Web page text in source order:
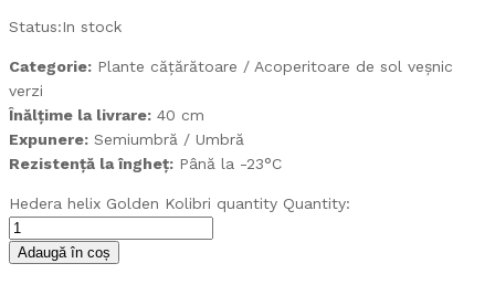
Status:In stock
Categorie: Plante cățărătoare / Acoperitoare de sol veșnic
verzi
Înălțime la livrare: 40 cm
Expunere: Semiumbră / Umbră
Rezistență la îngheț: Până la -23°C
Hedera helix Golden Kolibri quantity Quantity:
Adaugă în coș